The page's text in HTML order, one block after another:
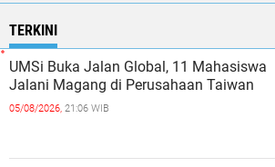
TERKINI
UMSi Buka Jalan Global, 11 Mahasiswa
Jalani Magang di Perusahaan Taiwan
05/08/2026, 21:06 WIB